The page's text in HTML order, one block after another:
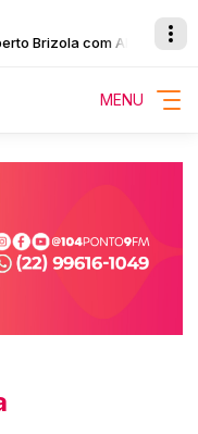
Brizola com Alberto Brizola
MENU